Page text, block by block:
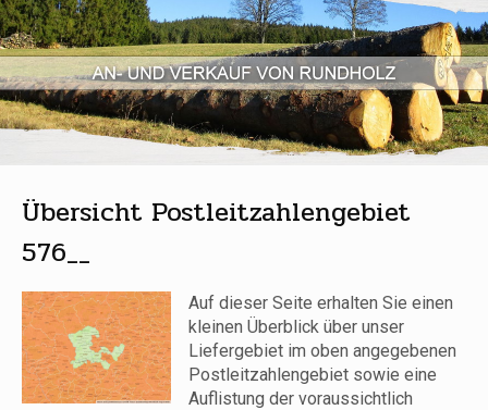
Übersicht Postleitzahlengebiet
576__
Auf dieser Seite erhalten Sie einen
kleinen Überblick über unser
Liefergebiet im oben angegebenen
Postleitzahlengebiet sowie eine
Auflistung der voraussichtlich